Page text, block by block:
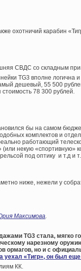
охотничий карабин
СВДС со складным
TG3 вполне логична
дешевый, 55 500
78 300 рублей.
бы на самом
комплектов и
работающий
некую «спортивную»
под оптику и т.д и
ниже, нежели у
Максимова.
TG3 стала, мягко
нарезному
ормагов, но и с
уехал «Тигр», он был
КК.